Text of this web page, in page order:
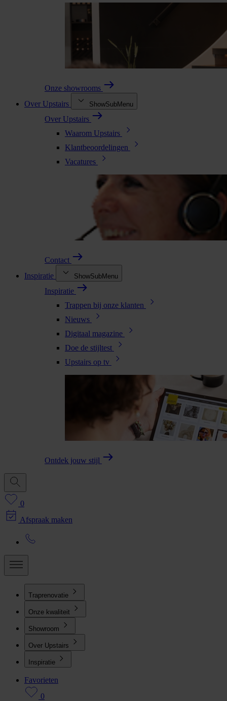
Onze showrooms
Over Upstairs
ShowSubMenu
Over Upstairs
Waarom Upstairs
Klantbeoordelingen
Vacatures
Contact
Inspiratie
ShowSubMenu
Inspiratie
Trappen bij onze klanten
Nieuws
Digitaal magazine
Doe de stijltest
Upstairs op tv
Ontdek jouw stijl
0
Afspraak maken
Traprenovatie
Onze kwaliteit
Showroom
Over Upstairs
Inspiratie
Favorieten
0